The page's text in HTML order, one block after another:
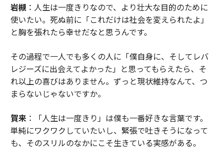
岩槻：人生は一度きりなので、より壮大な目的のために
使いたい。死ぬ前に「これだけは社会を変えられたよ」
と胸を張れたら幸せだなと思うんです。
その過程で一人でも多くの人に「僕自身に、そしてレバ
レジーズに出会えてよかった」と思ってもらえたら、そ
れ以上の喜びはありません。ずっと現状維持なんて、つ
まらないじゃないですか。
賀来：「人生は一度きり」は僕も一番好きな言葉です。
単純にワクワクしていたいし、緊張で吐きそうになって
も、そのスリルのなかにこそ生きている実感がある。